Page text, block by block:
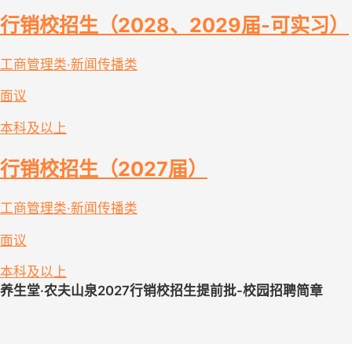
行销校招生（2028、2029届-可实习）
工商管理类·新闻传播类
面议
本科及以上
行销校招生（2027届）
工商管理类·新闻传播类
面议
本科及以上
养生堂·农夫山泉2027行销校招生提前批-校园招聘简章